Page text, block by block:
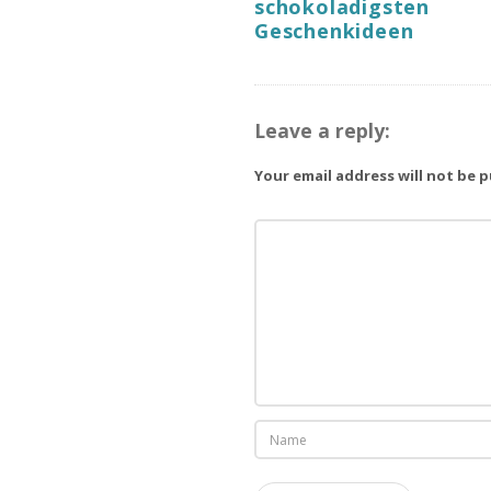
schokoladigsten
Geschenkideen
Leave a reply:
Your email address will not be